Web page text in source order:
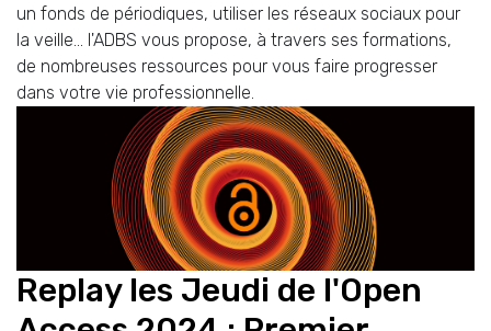
un fonds de périodiques, utiliser les réseaux sociaux pour
la veille... l'ADBS vous propose, à travers ses formations,
de nombreuses ressources pour vous faire progresser
dans votre vie professionnelle.
Replay les Jeudi de l'Open